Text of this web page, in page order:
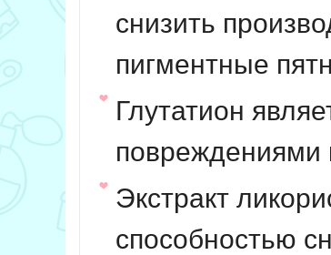
снизить
пигментные
Глутатион
Экстракт
способностью